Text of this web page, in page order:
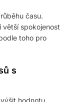
času.
spokojenost
toho pro
s